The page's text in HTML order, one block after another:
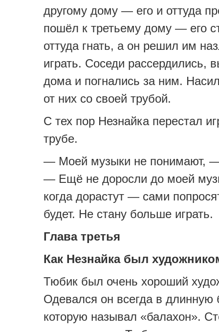
другому дому — его и оттуда
пошёл к третьему дому — его
оттуда гнать, а он решил им
играть. Соседи рассердились,
дома и погнались за ним.
от них со своей трубой.
С тех пор Незнайка перестал
трубе.
— Моей музыки не понимают, —
— Ещё не доросли до моей
когда дорастут — сами
будет. Не стану больше играть.
Глава третья
Как Незнайка был
Тюбик был очень хороший
Одевался он всегда в длинную
которую называл «балахон».